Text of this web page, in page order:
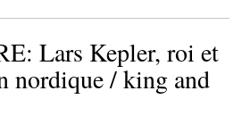
Lars Kepler, roi et
nordique / king and